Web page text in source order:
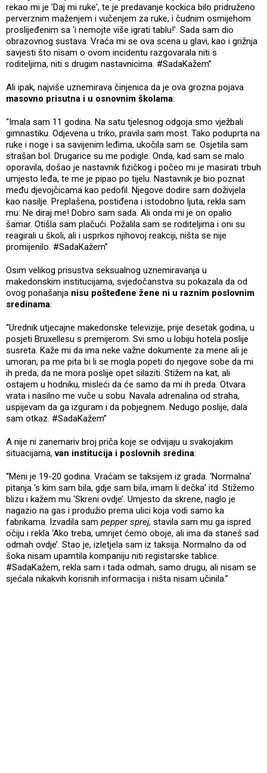
rekao mi je 'Daj mi ruke', te je predavanje kockica bilo pridruženo
perverznim maženjem i vučenjem za ruke, i čudnim osmijehom
proslijeđenim sa 'i nemojte više igrati tablu!'. Sada sam dio
obrazovnog sustava. Vraća mi se ova scena u glavi, kao i grižnja
savjesti što nisam o ovom incidentu razgovarala niti s
roditeljima, niti s drugim nastavnicima. #SadaKažem”
Ali ipak, najviše uznemirava činjenica da je ova grozna pojava
masovno prisutna i u osnovnim školama:
“Imala sam 11 godina. Na satu tjelesnog odgoja smo vježbali
gimnastiku. Odjevena u triko, pravila sam most. Tako poduprta na
ruke i noge i sa savijenim leđima, ukočila sam se. Osjetila sam
strašan bol. Drugarice su me podigle. Onda, kad sam se malo
oporavila, došao je nastavnik fizičkog i počeo mi je masirati trbuh
umjesto leđa, te me je pipao po tijelu. Nastavnik je bio poznat
među djevojčicama kao pedofil. Njegove dodire sam doživjela
kao nasilje. Preplašena, postiđena i istodobno ljuta, rekla sam
mu: Ne diraj me! Dobro sam sada. Ali onda mi je on opalio
šamar. Otišla sam plačući. Požalila sam se roditeljima i oni su
reagirali u školi, ali i usprkos njihovoj reakciji, ništa se nije
promijenilo. #SadaKažem”
Osim velikog prisustva seksualnog uznemiravanja u
makedonskim institucijama, svjedočanstva su pokazala da od
ovog ponašanja nisu pošteđene žene ni u raznim poslovnim
sredinama:
“Urednik utjecajne makedonske televizije, prije desetak godina, u
posjeti Bruxellesu s premijerom. Svi smo u lobiju hotela poslije
susreta. Kaže mi da ima neke važne dokumente za mene ali je
umoran, pa me pita bi li se mogla popeti do njegove sobe da mi
ih preda, da ne mora poslije opet silaziti. Stižem na kat, ali
ostajem u hodniku, misleći da će samo da mi ih preda. Otvara
vrata i nasilno me vuče u sobu. Navala adrenalina od straha,
uspijevam da ga izguram i da pobjegnem. Nedugo poslije, dala
sam otkaz. #SadaKažem”
A nije ni zanemariv broj priča koje se odvijaju u svakojakim
situacijama,van institucija i poslovnih sredina:
“Meni je 19-20 godina. Vraćam se taksijem iz grada. ‘Normalna’
pitanja ‘s kim sam bila, gdje sam bila, imam li dečka’ itd. Stižemo
blizu i kažem mu ‘Skreni ovdje’. Umjesto da skrene, naglo je
nagazio na gas i produžio prema ulici koja vodi samo ka
fabrikama. Izvadila sam pepper sprej, stavila sam mu ga ispred
očiju i rekla ‘Ako treba, umrijet ćemo oboje, ali ima da staneš sad
odmah ovdje’. Stao je, izletjela sam iz taksija. Normalno da od
šoka nisam upamtila kompaniju niti registarske tablice.
#SadaKažem, rekla sam i tada odmah, samo drugu, ali nisam se
sjećala nikakvih korisnih informacija i ništa nisam učinila.”